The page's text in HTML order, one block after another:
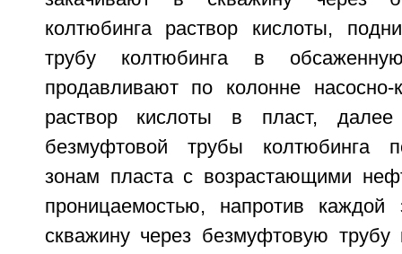
колтюбинга раствор кислоты,
трубу колтюбинга в
продавливают по колонне насосно-
раствор кислоты в пласт,
безмуфтовой трубы колтюбинга
зонам пласта с возрастающими
проницаемостью, напротив
скважину через безмуфтовую трубу